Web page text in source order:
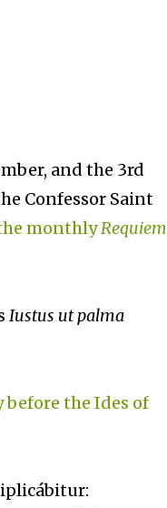
and the 3rd
Confessor Saint
monthlyRequiem
Iustus ut palma
before the Ides of